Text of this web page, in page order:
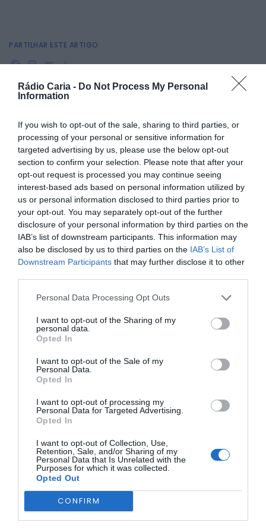
Rádio Caria - Do Not Process My Personal
Information
If you wish to opt-out of the sale, sharing to third parties, or
processing of your personal or sensitive information for
targeted advertising by us, please use the below opt-out
section to confirm your selection. Please note that after your
opt-out request is processed you may continue seeing
interest-based ads based on personal information utilized by
us or personal information disclosed to third parties prior to
your opt-out. You may separately opt-out of the further
disclosure of your personal information by third parties on the
IAB’s list of downstream participants. This information may
also be disclosed by us to third parties on the IAB’s List of
Downstream Participants that may further disclose it to other
Personal Data Processing Opt Outs
I want to opt-out of the Sharing of my
personal data.
Opted In
I want to opt-out of the Sale of my
Personal Data.
Opted In
I want to opt-out of processing my
Personal Data for Targeted Advertising.
Opted In
I want to opt-out of Collection, Use,
Retention, Sale, and/or Sharing of my
Personal Data that Is Unrelated with the
Purposes for which it was collected.
Opted Out
CONFIRM
Vale de Amoreiraestá de regresso com uma
programação repleta de música, desporto, animação e
tradição, de 19 a 22 de junho
, no Parque Urbano da
localidade.
O evento arranca naquinta-feira, dia 19, com as
atuações deMarotos da Concertina,DJ Trindade, o
grupoMúsica Nova , e animação desportiva com um
passeio BTT. A noite encerra com o ritmo eletrónico de
Katatonik Process.
Na sexta-feira, 20 de junho, o palco recebe os enérgicos
Tukariouppa BBU – Fanfare, o espetáculo dosIrmãos
Corageme a atuação deDJ Perdiz.
, promete ser um dos pontos altos do
certame, comcaminhada em grupo,Trail ADM,
Lazer de S. Sebastião do Barco, e música com
Grupo
sucesso “Sou o Termómetro”.
garantida porDJ Giga, oGrupo Foles do Oleiro
divertidaFesta da Espuma. Durante todo o evento haverá
animação infantil, insufláveis, mascotese atividades
para toda a família.
A FaciVale 2025 é organizada pelo Município de Manteigas
e Junta de Freguesia de Vale de Amoreira, com o apoio de
várias entidades locais.
PARTILHAR ESTE ARTIGO
Facebook
Mastodon
Email
Share